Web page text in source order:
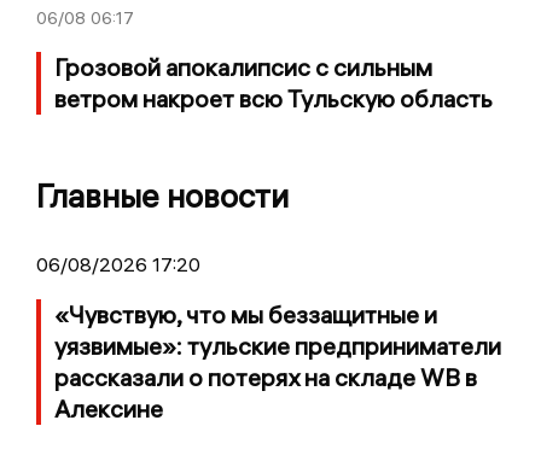
06/08 06:17
Грозовой апокалипсис с сильным
ветром накроет всю Тульскую область
Главные новости
06/08/2026 17:20
«Чувствую, что мы беззащитные и
уязвимые»: тульские предприниматели
рассказали о потерях на складе WB в
Алексине